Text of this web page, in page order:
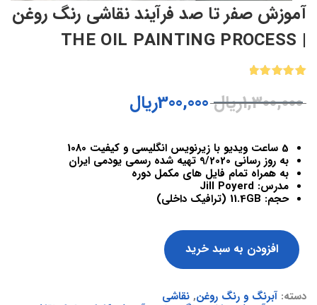
آموزش صفر تا صد فرآیند نقاشی رنگ روغن
| THE OIL PAINTING PROCESS
از 5
در
1,300,000ریال 300,000ریال
5 ساعت ویدیو با زیرنویس انگلیسی و کیفیت 1080
به روز رسانی 9/2020 تهیه شده رسمی یودمی ایران
به همراه تمام فایل های مکمل دوره
مدرس: Jill Poyerd
حجم: 11.4GB (ترافیک داخلی)
افزودن به سبد خرید
دسته: آبرنگ و رنگ روغن, نقاشی